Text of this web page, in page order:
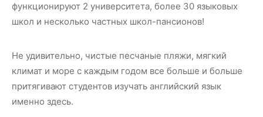
функционируют 2 университета, более 30 языковых
школ и несколько частных школ-пансионов!
Не удивительно, чистые песчаные пляжи, мягкий
климат и море с каждым годом все больше и больше
притягивают студентов изучать английский язык
именно здесь.